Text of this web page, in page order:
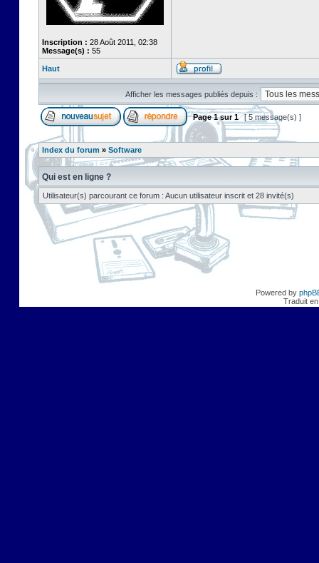
Inscription : 28 Août 2011, 02:38
Message(s) : 55
Haut
Afficher les messages publiés depuis :
Page1sur1 [ 5 message(s) ]
Index du forum » Software
Qui est en ligne ?
Utilisateur(s) parcourant ce forum : Aucun utilisateur inscrit et 28 invité(s)
Powered by
Traduit